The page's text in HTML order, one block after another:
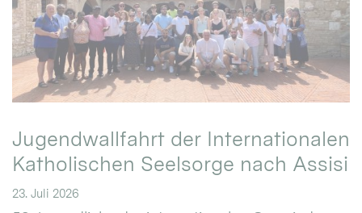
Jugendwallfahrt der Internationalen
Katholischen Seelsorge nach Assisi
23. Juli 2026